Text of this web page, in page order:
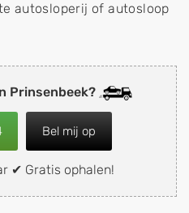
Prinsenbeek?
Bel mij op
✔ Gratis ophalen!
autosloperij of autosloop
is in de verkoop van
en
apk keuring). Wilt u
motor of brommobiel
aan een
deze zelf wegbrengen
laten ophalen op een